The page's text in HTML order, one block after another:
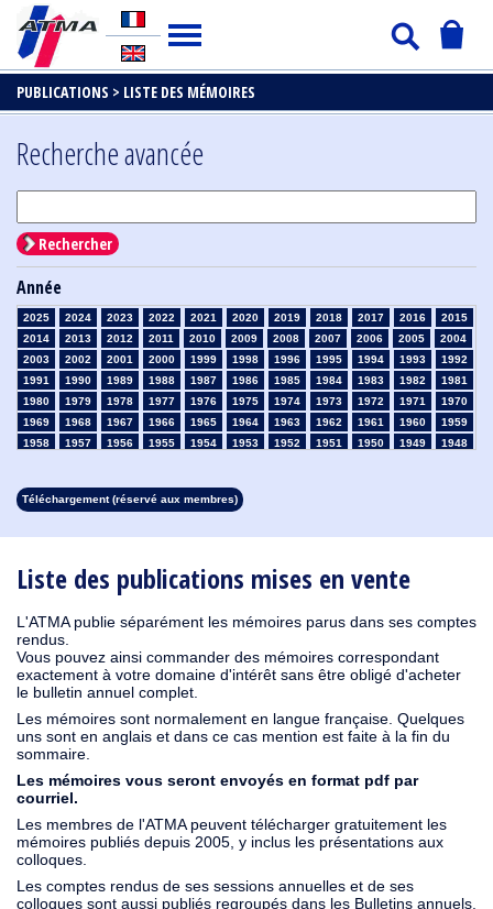
PUBLICATIONS > LISTE DES MÉMOIRES
Liste des publications mises en vente
L'ATMA publie séparément les mémoires parus dans ses comptes
rendus.
Vous pouvez ainsi commander des mémoires correspondant
exactement à votre domaine d'intérêt sans être obligé d'acheter
le bulletin annuel complet.
Les mémoires sont normalement en langue française. Quelques
uns sont en anglais et dans ce cas mention est faite à la fin du
sommaire.
Les mémoires vous seront envoyés en format pdf par
courriel.
Les membres de l'ATMA peuvent télécharger gratuitement les
mémoires publiés depuis 2005, y inclus les présentations aux
colloques.
Les comptes rendus de ses sessions annuelles et de ses
colloques sont aussi publiés regroupés dans les Bulletins annuels.
Recherche avancée
Rechercher
Année
2025 2024 2023 2022 2021 2020 2019 2018 2017 2016
2015
2014
2013 2012 2011 2010 2009 2008 2007 2006 2005
2004
2003
2002 2001 2000 1999 1998 1996 1995 1994 1993
1992
1991
1990 1989 1988 1987 1986 1985 1984 1983 1982
1981
1980
1979 1978 1977 1976 1975 1974 1973 1972 1971
1970
1969
1968 1967 1966 1965 1964 1963 1962 1961 1960
1959
1958
1957 1956 1955 1954 1953 1952 1951 1950 1949
1948
1913
1912 1911 1910 1909 1908
Téléchargement (réservé aux membres)